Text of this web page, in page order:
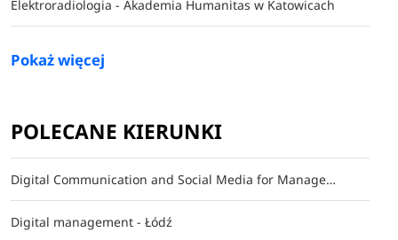
Wyższa Szkoła Administracji i Biznesu w Gdyni
Wyższa Szkoła Komunikacji Społecznej w Gdyni
Akademia im. Jakuba z Paradyża w Gorzowie Wielkopolskim
Elektroradiologia - Akademia Humanitas w Katowicach
Pokaż więcej
POLECANE KIERUNKI
Digital Communication and Social Media for Management - Łódź
Digital management - Łódź